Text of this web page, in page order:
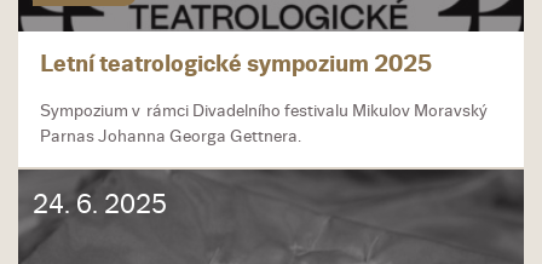
Letní teatrologické sympozium 2025
Sympozium v rámci Divadelního festivalu Mikulov Moravský
Parnas Johanna Georga Gettnera.
24. 6. 2025